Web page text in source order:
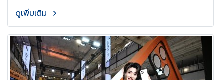
ดูเพิ่มเติม